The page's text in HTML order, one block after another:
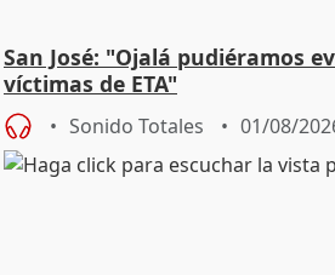
San José: "Ojalá pudiéramos
víctimas de ETA"
Sonido Totales 01/08/